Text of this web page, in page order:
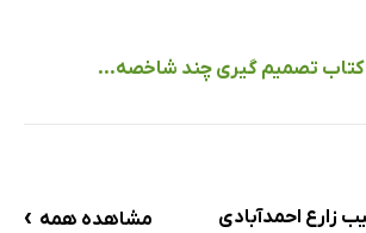
کتاب تصمیم گیری چند شاخصه...
زارع احمدآبادی مشاهده همه ›